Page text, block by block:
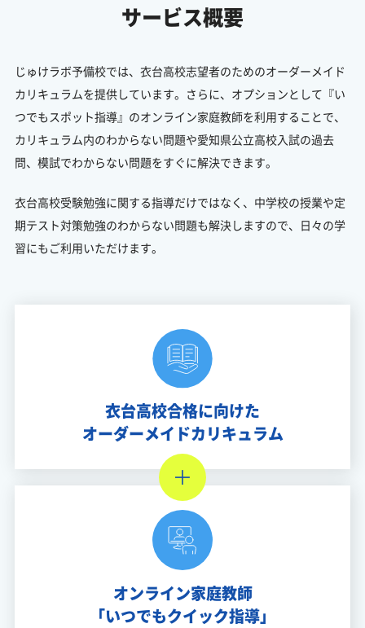
サービス概要
じゅけラボ予備校では、衣台高校志望者のためのオーダーメイド
カリキュラムを提供しています。さらに、オプションとして『い
つでもスポット指導』のオンライン家庭教師を利用することで、
カリキュラム内のわからない問題や愛知県公立高校入試の過去
問、模試でわからない問題をすぐに解決できます。
衣台高校受験勉強に関する指導だけではなく、中学校の授業や定
期テスト対策勉強のわからない問題も解決しますので、日々の学
習にもご利用いただけます。
衣台高校合格に向けた
オーダーメイドカリキュラム
オンライン家庭教師
「いつでもクイック指導」